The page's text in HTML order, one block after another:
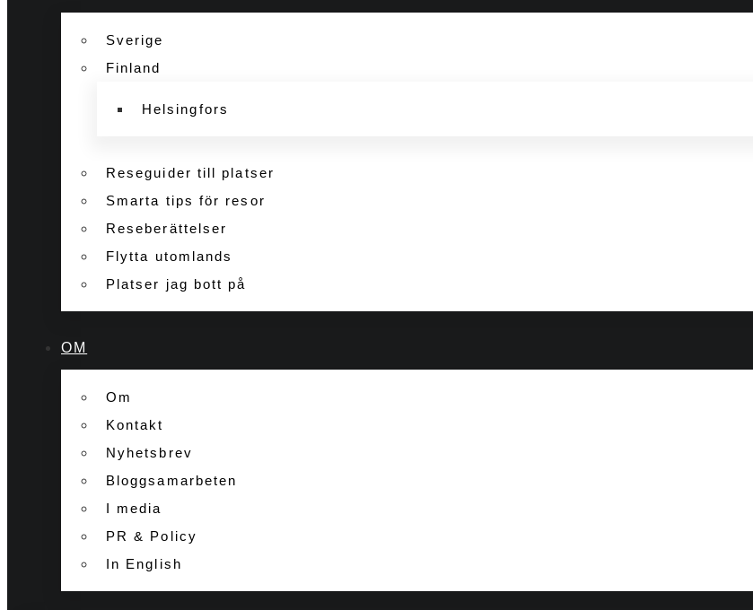
Sverige
Finland
Helsingfors
Reseguider till platser
Smarta tips för resor
Reseberättelser
Flytta utomlands
Platser jag bott på
OM
Om
Kontakt
Nyhetsbrev
Bloggsamarbeten
I media
PR & Policy
In English